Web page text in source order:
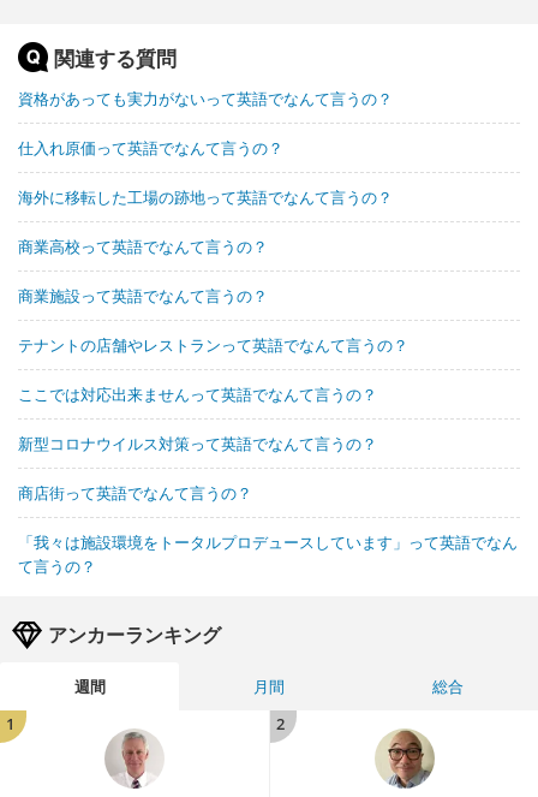
関連する質問
資格があっても実力がないって英語でなんて言うの？
仕入れ原価って英語でなんて言うの？
海外に移転した工場の跡地って英語でなんて言うの？
商業高校って英語でなんて言うの？
商業施設って英語でなんて言うの？
テナントの店舗やレストランって英語でなんて言うの？
ここでは対応出来ませんって英語でなんて言うの？
新型コロナウイルス対策って英語でなんて言うの？
商店街って英語でなんて言うの？
「我々は施設環境をトータルプロデュースしています」って英語でなん
て言うの？
アンカーランキング
週間 月間
総合
1
2